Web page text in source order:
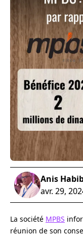
Anis
avr. 29,
La société MPBS
réunion de son